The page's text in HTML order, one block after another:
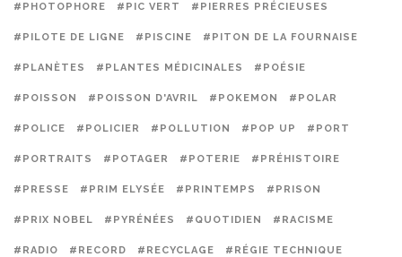
#PHOTOPHORE #PIC VERT #PIERRES PRÉCIEUSES
#PILOTE DE LIGNE #PISCINE #PITON DE LA FOURNAISE
#PLANÈTES #PLANTES MÉDICINALES #POÉSIE
#POISSON #POISSON D'AVRIL #POKEMON #POLAR
#POLICE #POLICIER #POLLUTION #POP UP #PORT
#PORTRAITS #POTAGER #POTERIE #PRÉHISTOIRE
#PRESSE #PRIM ELYSÉE #PRINTEMPS #PRISON
#PRIX NOBEL #PYRÉNÉES #QUOTIDIEN #RACISME
#RADIO #RECORD #RECYCLAGE #RÉGIE TECHNIQUE